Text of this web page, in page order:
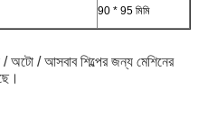
90 * 95 মিমি
অটো / আসবাব শিল্পের জন্য মেশিনের